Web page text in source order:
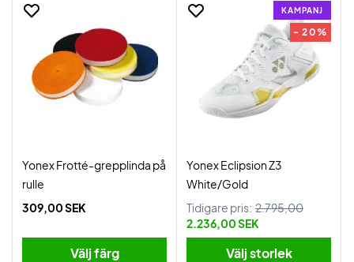
Yonex Frotté-grepplinda på
rulle
309,00 SEK
Välj färg
KAMPANJ
- 20%
Yonex Eclipsion Z3
White/Gold
Tidigare pris: 2.795,00
2.236,00 SEK
Välj storlek